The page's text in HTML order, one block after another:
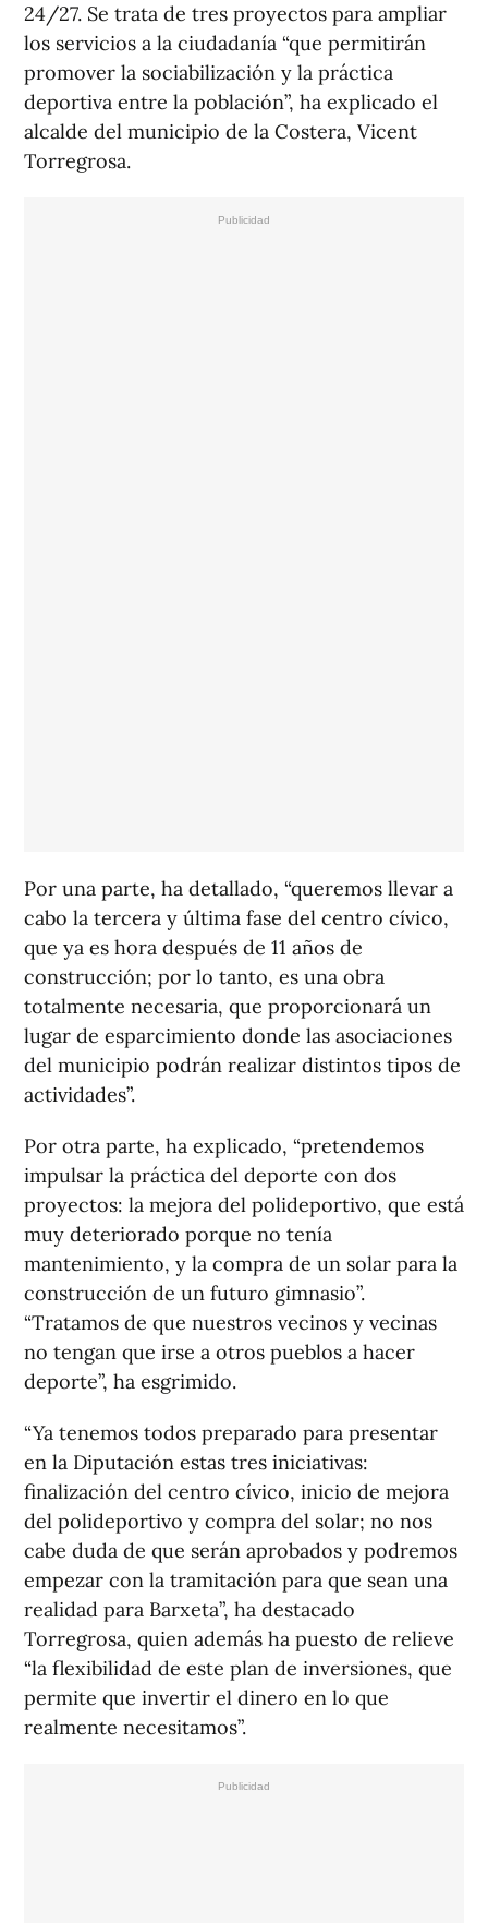
24/27. Se trata de tres proyectos para ampliar
los servicios a la ciudadanía “que permitirán
promover la sociabilización y la práctica
deportiva entre la población”, ha explicado el
alcalde del municipio de la Costera, Vicent
Torregrosa.
Por una parte, ha detallado, “queremos llevar a
cabo la tercera y última fase del centro cívico,
que ya es hora después de 11 años de
construcción; por lo tanto, es una obra
totalmente necesaria, que proporcionará un
lugar de esparcimiento donde las asociaciones
del municipio podrán realizar distintos tipos de
actividades”.
Por otra parte, ha explicado, “pretendemos
impulsar la práctica del deporte con dos
proyectos: la mejora del polideportivo, que está
muy deteriorado porque no tenía
mantenimiento, y la compra de un solar para la
construcción de un futuro gimnasio”.
“Tratamos de que nuestros vecinos y vecinas
no tengan que irse a otros pueblos a hacer
deporte”, ha esgrimido.
“Ya tenemos todos preparado para presentar
en la Diputación estas tres iniciativas:
finalización del centro cívico, inicio de mejora
del polideportivo y compra del solar; no nos
cabe duda de que serán aprobados y podremos
empezar con la tramitación para que sean una
realidad para Barxeta”, ha destacado
Torregrosa, quien además ha puesto de relieve
“la flexibilidad de este plan de inversiones, que
permite que invertir el dinero en lo que
realmente necesitamos”.